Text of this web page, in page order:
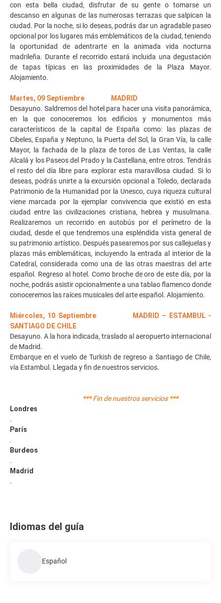
con esta bella ciudad, disfrutar de su gente o tomarse un
descanso en algunas de las numerosas terrazas que salpican la
ciudad. Por la noche, si lo deseas, podrás dar un agradable paseo
opcional por los lugares más emblemáticos de la ciudad, teniendo
la oportunidad de adentrarte en la animada vida nocturna
madrileña. Durante el recorrido estará incluida una degustación
de tapas típicas en las proximidades de la Plaza Mayor.
Alojamiento.
Martes, 09 Septiembre MADRID
Desayuno. Saldremos del hotel para hacer una visita panorámica,
en la que conoceremos los edificios y monumentos más
característicos de la capital de España como: las plazas de
Cibeles, España y Neptuno, la Puerta del Sol, la Gran Vía, la calle
Mayor, la fachada de la plaza de toros de Las Ventas, la calle
Alcalá y los Paseos del Prado y la Castellana, entre otros. Tendrás
el resto del día libre para explorar esta maravillosa ciudad. Si lo
deseas, podrás unirte a la excursión opcional a Toledo, declarada
Patrimonio de la Humanidad por la Unesco, cuya riqueza cultural
viene marcada por la ejemplar convivencia que existió en esta
ciudad entre las civilizaciones cristiana, hebrea y musulmana.
Realizaremos un recorrido en autobús por el perímetro de la
ciudad, desde el que tendremos una espléndida vista general de
su patrimonio artístico. Después pasearemos por sus callejuelas y
plazas más emblemáticas, incluyendo la entrada al interior de la
Catedral, considerada como una de las otras maestras del arte
español. Regreso al hotel. Como broche de oro de este día, por la
noche, podrás asistir opcionalmente a una tablao flamenco donde
conoceremos las raíces musicales del arte español. Alojamiento.
Miércoles, 10 Septiembre MADRID – ESTAMBUL -
SANTIAGO DE CHILE
Desayuno. A la hora indicada, traslado al aeropuerto internacional
de Madrid.
Embarque en el vuelo de Turkish de regreso a Santiago de Chile,
vía Estambul. Llegada y fin de nuestros servicios.
*** Fin de nuestros servicios ***
Londres
.
París
.
Burdeos
.
Madrid
.
Idiomas del guía
Español